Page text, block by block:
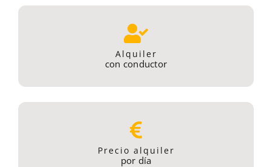
Alquiler
con conductor
Precio alquiler
por día